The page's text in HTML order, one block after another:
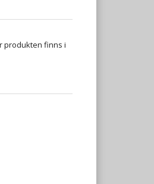
produkten finns i